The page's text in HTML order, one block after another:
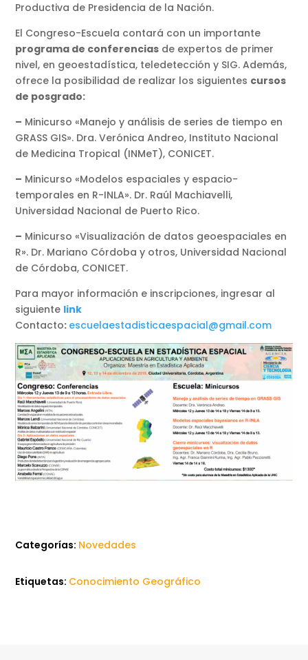
Productiva de Presidencia de la Nación.
El Congreso-Escuela contará con un importante
programa de conferencias de expertos de primer
nivel, en geoestadística, teledetección y SIG. Además,
ofrece la posibilidad de realizar los siguientes cursos
de posgrado:
– Minicurso «Manejo y análisis de series de tiempo en
GRASS GIS». Dra. Verónica Andreo, Instituto Nacional
de Medicina Tropical (INMeT), CONICET.
– Minicurso «Modelos espaciales y espacio-
temporales en R-INLA». Dr. Raúl Machiavelli,
Universidad Nacional de Puerto Rico.
– Minicurso «Visualización de datos geoespaciales en
R». Dr. Mariano Córdoba y otros, Universidad Nacional
de Córdoba, CONICET.
Para mayor información e inscripciones, ingresar al
siguiente link
Contacto: escuelaestadisticaespacial@gmail.com
Categorías: Novedades
Etiquetas: Conocimiento Geográfico